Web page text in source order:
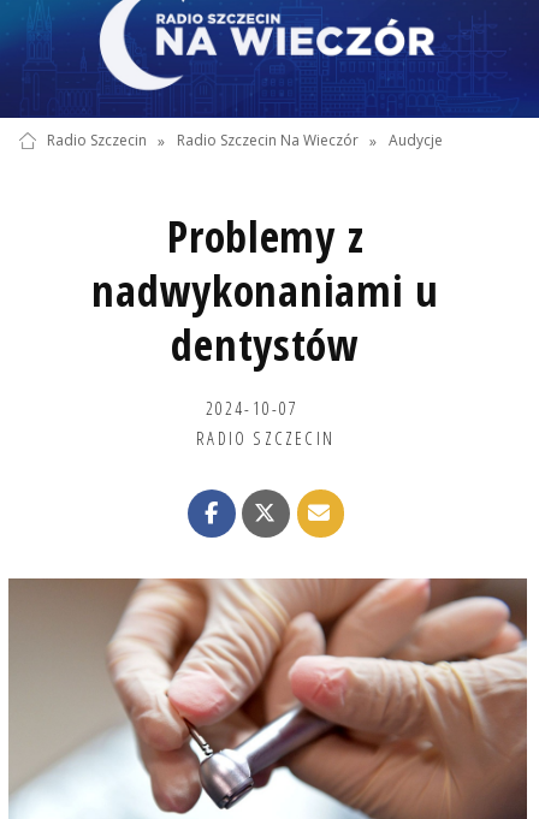
Radio Szczecin » Radio Szczecin Na Wieczór » Audycje
Problemy z
nadwykonaniami u
dentystów
2024-10-07
RADIO SZCZECIN